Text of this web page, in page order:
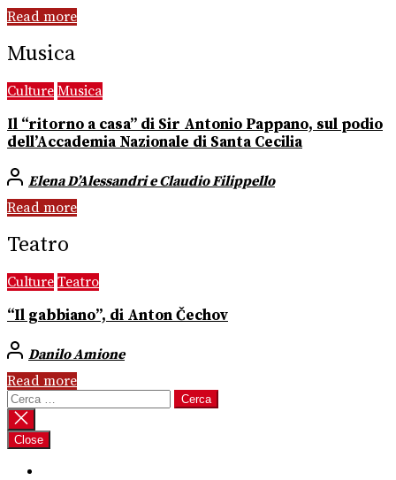
Read more
Musica
Culture Musica
Il “ritorno a casa” di Sir Antonio Pappano, sul podio
dell’Accademia Nazionale di Santa Cecilia
Elena D’Alessandri e Claudio Filippello
Read more
Teatro
Culture Teatro
“Il gabbiano”, di Anton Čechov
Danilo Amione
Read more
Ricerca
per:
Close